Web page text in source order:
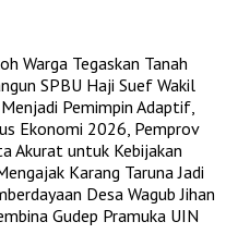
Warga Tegaskan Tanah
SPBU Haji Suef Wakil
Pemimpin Adaptif,
Ekonomi 2026, Pemprov
Akurat untuk Kebijakan
Karang Taruna Jadi
Desa Wagub Jihan
Gudep Pramuka UIN